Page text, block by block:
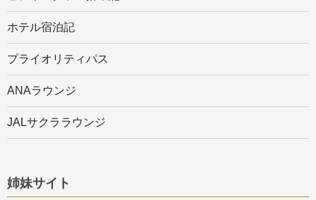
ホテル宿泊記
プライオリティパス
ANAラウンジ
JALサクララウンジ
姉妹サイト